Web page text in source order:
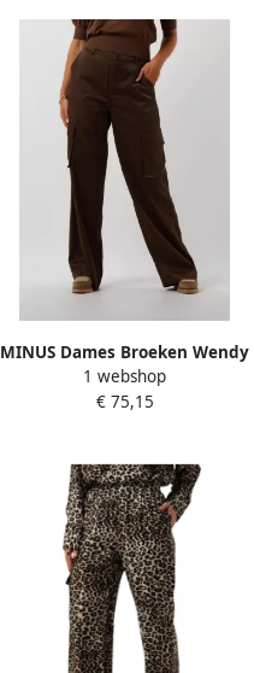
MINUS Dames Broeken Wendy
Wide Leg Pant Bruin
1 webshop
€ 75,15